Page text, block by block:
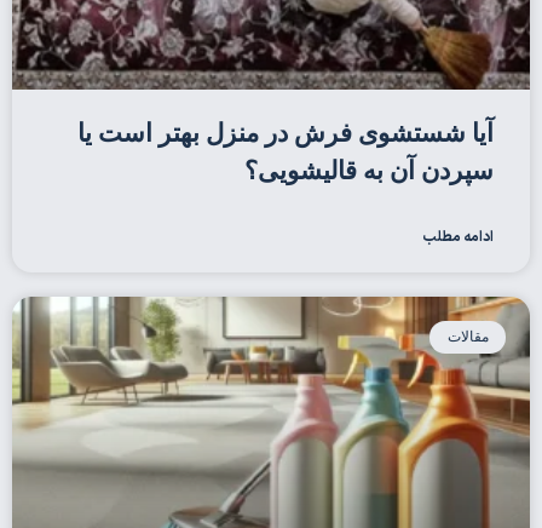
آیا شستشوی فرش در منزل بهتر است یا
سپردن آن به قالیشویی؟
ادامه مطلب
مقالات